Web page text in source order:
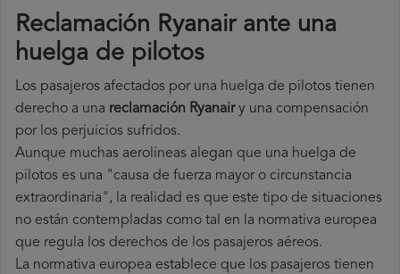
Reclamación Ryanair ante una
huelga de pilotos
Los pasajeros afectados por una huelga de pilotos tienen
derecho a una reclamación Ryanairy una compensación
por los perjuicios sufridos.
Aunque muchas aerolíneas alegan que una huelga de
pilotos es una "causa de fuerza mayor o circunstancia
extraordinaria", la realidad es que este tipo de situaciones
no están contempladas como tal en la normativa europea
que regula los derechos de los pasajeros aéreos.
La normativa europea establece que los pasajeros tienen